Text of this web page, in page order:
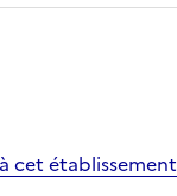
cet établissement